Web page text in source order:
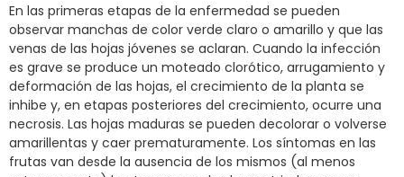
En las primeras etapas de la enfermedad se pueden
observar manchas de color verde claro o amarillo y que las
venas de las hojas jóvenes se aclaran. Cuando la infección
es grave se produce un moteado clorótico, arrugamiento y
deformación de las hojas, el crecimiento de la planta se
inhibe y, en etapas posteriores del crecimiento, ocurre una
necrosis. Las hojas maduras se pueden decolorar o volverse
amarillentas y caer prematuramente. Los síntomas en las
frutas van desde la ausencia de los mismos (al menos